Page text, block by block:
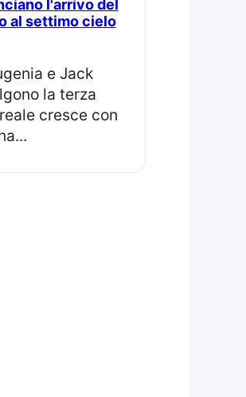
l'arrivo del
al settimo cielo
la terza
cresce con